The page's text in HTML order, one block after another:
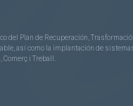
del Plan de Recuperación,
así como la implantación de
i Treball.